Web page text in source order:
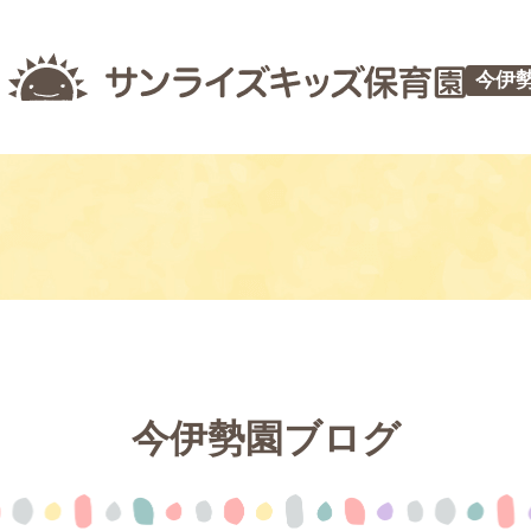
今伊
今伊勢園ブログ